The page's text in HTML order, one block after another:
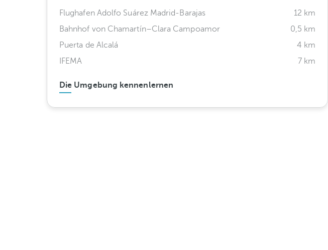
Flughafen Adolfo Suárez Madrid-Barajas
12 km
Bahnhof von Chamartín–Clara Campoamor
0,5 km
Puerta de Alcalá
4 km
IFEMA
7 km
Die Umgebung kennenlernen